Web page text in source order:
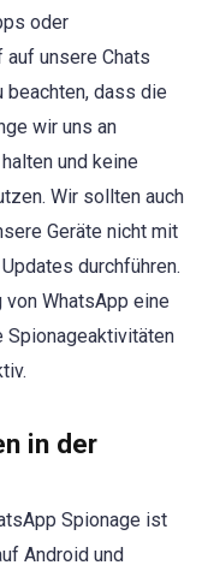
oder
unsere Chats
beachten, dass die
wir uns an
und keine
Wir sollten auch
Geräte nicht mit
durchführen.
WhatsApp eine
Spionageaktivitäten
in der
Spionage ist
Android und